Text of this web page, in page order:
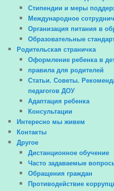
Стипендии и меры
Международное
Организация питания в
Образовательные
Родительская страничка
Оформление ребенка в
правила для родителей
Статьи. Советы.
педагогов ДОУ
Адаптация ребенка
Консультации
Интересно мы живем
Контакты
Другое
Дистанционное обучение
Часто задаваемые
Обращения граждан
Противодействие